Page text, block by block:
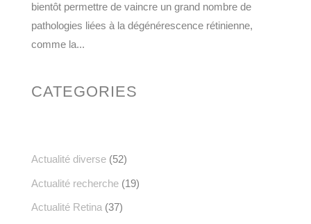
bientôt permettre de vaincre un grand nombre de
pathologies liées à la dégénérescence rétinienne,
comme la...
CATEGORIES
Actualité diverse(52)
Actualité recherche(19)
Actualité Retina (37)